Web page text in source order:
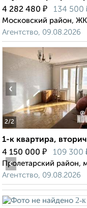
4 282 480 ₽ 134 500
Московский район,
Агентство, 09.08.2026
2/2
‹
1-к квартира,
4 150 000 ₽ 109 300
Пролетарский район,
Агентство, 09.08.2026
‹